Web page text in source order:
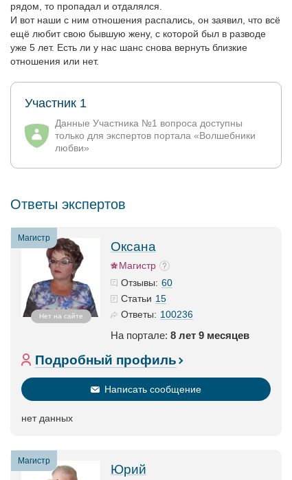
рядом, то пропадал и отдалялся.
И вот наши с ним отношения распались, он заявил, что всё
ещё любит свою бывшую жену, с которой был в разводе
уже 5 лет. Есть ли у нас шанс снова вернуть близкие
отношения или нет.
Участник 1
Данные Участника №1 вопроса доступны
только для экспертов портала «Волшебники
любви»
Ответы экспертов
Магистр
Нет на сайте
Оксана
Магистр
Отзывы: 60
Статьи 15
Ответы: 100236
На портале: 8 лет 9 месяцев
Подробный профиль
Написать сообщение
нет данных
Магистр
Юрий